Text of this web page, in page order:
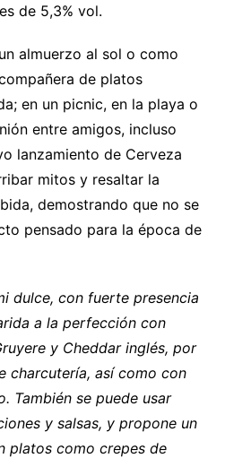
de 5,3% vol.
almuerzo al sol o como
de platos
en un picnic, en la playa o
entre amigos, incluso
lanzamiento de Cerveza
mitos y resaltar la
demostrando que no se
pensado para la época de
dulce, con fuerte presencia
a la perfección con
y Cheddar inglés, por
charcutería, así como con
También se puede usar
y salsas, y propone un
platos como crepes de